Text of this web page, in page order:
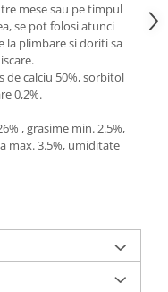
mese sau pe timpul
se pot folosi atunci
la plimbare si doriti sa
de calciu 50%, sorbitol
0,2%.
, grasime min. 2.5%,
max. 3.5%, umiditate